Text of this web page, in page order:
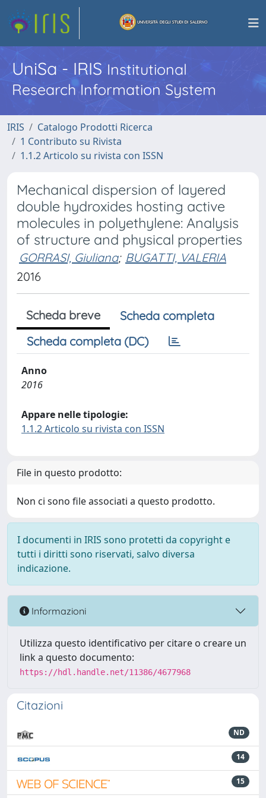
UniSa - IRISInstitutional
Research Information System
IRIS
Catalogo Prodotti Ricerca
1 Contributo su Rivista
1.1.2 Articolo su rivista con ISSN
Mechanical dispersion of layered
double hydroxides hosting active
molecules in polyethylene: Analysis
of structure and physical properties
GORRASI, Giuliana; BUGATTI, VALERIA
2016
Scheda breve
Scheda completa
Scheda completa (DC)
Anno
2016
Appare nelle tipologie:
1.1.2 Articolo su rivista con ISSN
File in questo prodotto:
Non ci sono file associati a questo prodotto.
I documenti in IRIS sono protetti da copyright e
tutti i diritti sono riservati, salvo diversa
indicazione.
Informazioni
Utilizza questo identificativo per citare o creare un
link a questo documento:
https://hdl.handle.net/11386/4677968
Citazioni
ND
14
15